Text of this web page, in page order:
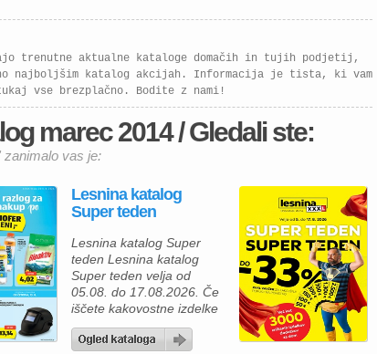
trenutne aktualne kataloge domačih in tujih podjetij,
najboljšim katalog akcijah. Informacija je tista, ki vam
vse brezplačno. Bodite z nami!
marec 2014 / Gledali ste:
vas je:
Lesnina katalog
Super teden
Lesnina katalog Super
teden Lesnina katalog
Super teden velja od
05.08. do 17.08.2026. Če
iščete kakovostne izdelke
za prijetnejši in lepše
urejen dom, vas bo